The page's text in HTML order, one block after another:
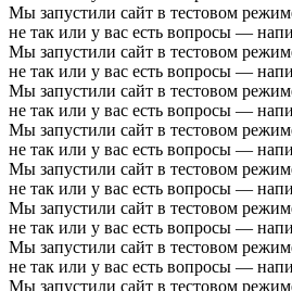
Мы запустили сайт в тестовом
не так или у вас есть вопросы —
Мы запустили сайт в тестовом
не так или у вас есть вопросы —
Мы запустили сайт в тестовом
не так или у вас есть вопросы —
Мы запустили сайт в тестовом
не так или у вас есть вопросы —
Мы запустили сайт в тестовом
не так или у вас есть вопросы —
Мы запустили сайт в тестовом
не так или у вас есть вопросы —
Мы запустили сайт в тестовом
не так или у вас есть вопросы —
Мы запустили сайт в тестовом